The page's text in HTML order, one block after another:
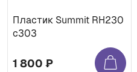
Пластик Summit RH230
c303
1 800 ₽